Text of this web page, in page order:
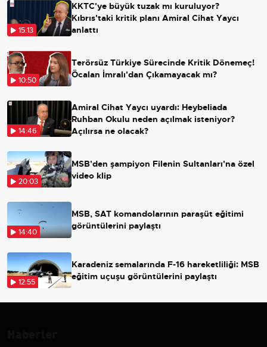
15:13
KKTC'ye büyük tuzak mı kuruluyor?
Kıbrıs'taki kritik planı Amiral Cihat Yaycı
anlattı
10:50
Terörsüz Türkiye Sürecinde Kritik Dönemeç!
Öcalan İmralı'dan Çıkamayacak mı?
14:46
Amiral Cihat Yaycı uyardı: Heybeliada
Ruhban Okulu neden açılmak isteniyor?
Açılırsa ne olacak?
20:03
MSB'den şampiyon Filenin Sultanları'na özel
video klip
14:40
MSB, SAT komandolarının paraşüt eğitimi
görüntülerini paylaştı
12:55
Karadeniz semalarında F-16 hareketliliği: MSB
eğitim uçuşu görüntülerini paylaştı